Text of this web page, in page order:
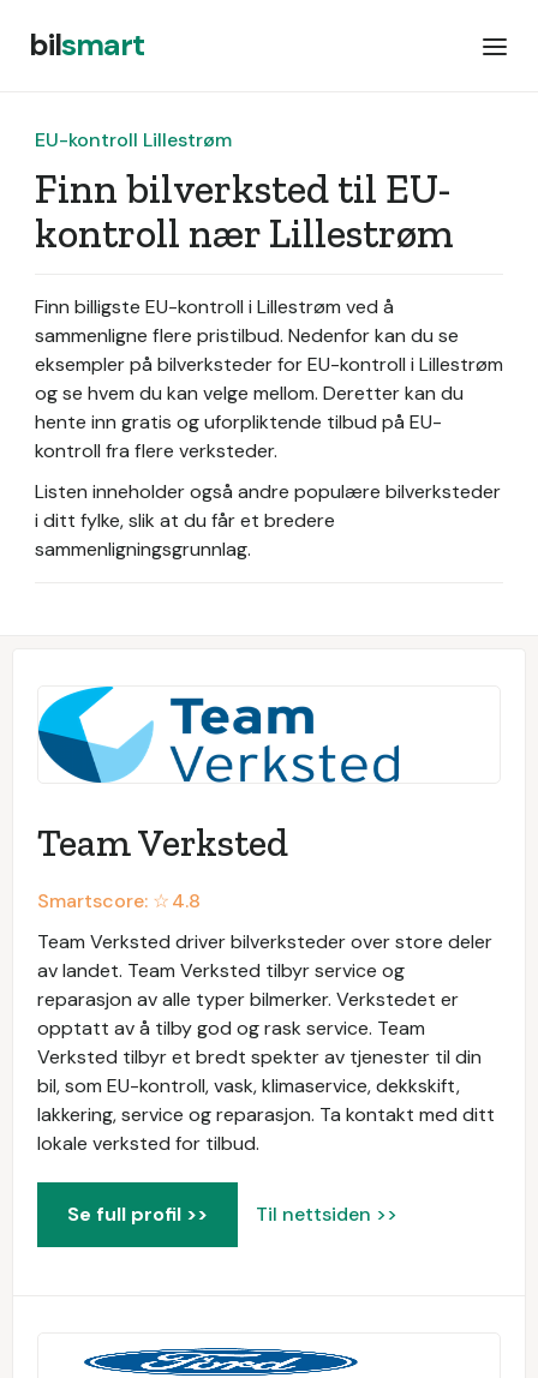
bilsmart
EU-kontroll Lillestrøm
Finn bilverksted til EU-
kontroll nær Lillestrøm
Finn billigste EU-kontroll i Lillestrøm ved å
sammenligne flere pristilbud. Nedenfor kan du se
eksempler på bilverksteder for EU-kontroll i Lillestrøm
og se hvem du kan velge mellom. Deretter kan du
hente inn gratis og uforpliktende tilbud på EU-
kontroll fra flere verksteder.
Listen inneholder også andre populære bilverksteder
i ditt fylke, slik at du får et bredere
sammenligningsgrunnlag.
Team Verksted
Smartscore: ☆4.8
Team Verksted driver bilverksteder over store deler
av landet. Team Verksted tilbyr service og
reparasjon av alle typer bilmerker. Verkstedet er
opptatt av å tilby god og rask service. Team
Verksted tilbyr et bredt spekter av tjenester til din
bil, som EU-kontroll, vask, klimaservice, dekkskift,
lakkering, service og reparasjon. Ta kontakt med ditt
lokale verksted for tilbud.
Se full profil >> Til nettsiden >>